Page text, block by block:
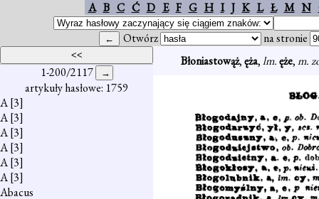
A B C Ć D E F G H I J K L Ł M N
Otwórz na stronie
1-200/2117
artykuły hasłowe: 1759
A[3]
A[3]
A[3]
A[3]
A[3]
A[3]
Abacus
Błoniastowąż,ęża,lm.ęże,m.